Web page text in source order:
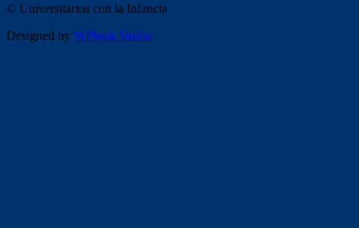
© Universitarios con la Infancia
Designed by WPlook Studio